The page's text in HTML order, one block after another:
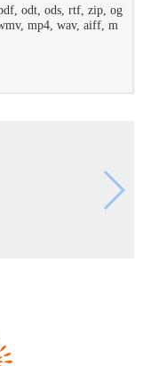
odt, ods, rtf, zip, og
mp4, wav, aiff, m